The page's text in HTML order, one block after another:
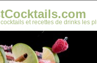
et recettes de drinks les